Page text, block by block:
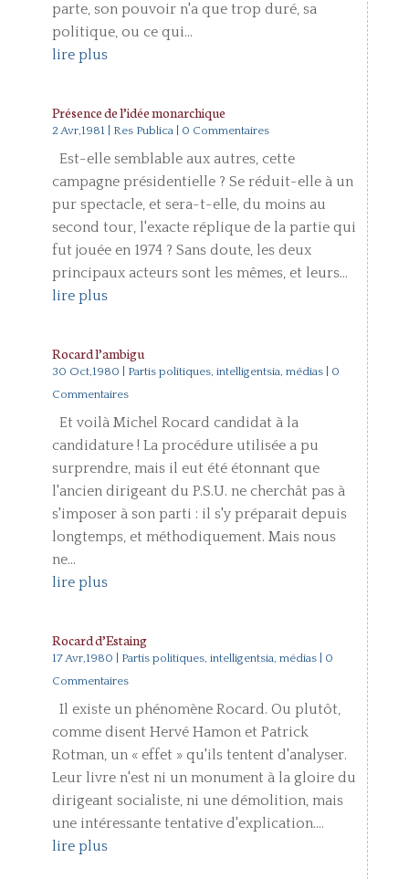
parte, son pouvoir n'a que trop duré, sa
politique, ou ce qui...
lire plus
Présence de l’idée monarchique
2 Avr,1981 Res Publica| 0 Commentaires
Est-elle semblable aux autres, cette
campagne présidentielle ? Se réduit-elle à un
pur spectacle, et sera-t-elle, du moins au
second tour, l'exacte réplique de la partie qui
fut jouée en 1974 ? Sans doute, les deux
principaux acteurs sont les mêmes, et leurs...
lire plus
Rocard l’ambigu
30 Oct,1980 Partis politiques, intelligentsia, médias| 0
Commentaires
Et voilà Michel Rocard candidat à la
candidature ! La procédure utilisée a pu
surprendre, mais il eut été étonnant que
l'ancien dirigeant du P.S.U. ne cherchât pas à
s'imposer à son parti : il s'y préparait depuis
longtemps, et méthodiquement. Mais nous
ne...
lire plus
Rocard d’Estaing
17 Avr,1980 Partis politiques, intelligentsia, médias| 0
Commentaires
Il existe un phénomène Rocard. Ou plutôt,
comme disent Hervé Hamon et Patrick
Rotman, un « effet » qu'ils tentent d'analyser.
Leur livre n'est ni un monument à la gloire du
dirigeant socialiste, ni une démolition, mais
une intéressante tentative d'explication....
lire plus